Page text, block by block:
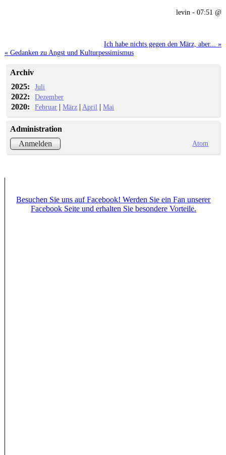
levin - 07:51 @
Ich habe nichts gegen den März, aber... »
« Gedanken zu Angst und Kulturpessimismus
Archiv
2025:
Juli
2022: Dezember
2020: Februar |März | April |Mai
Administration
Anmelden
Atom
Besuchen Sie uns auf Facebook! Werden Sie ein Fan unserer
Facebook Seite und erhalten Sie besondere Vorteile.